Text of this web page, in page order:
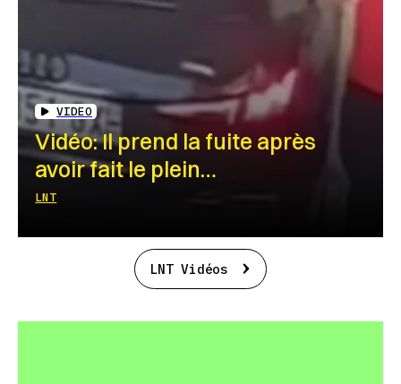
VIDEO
Vidéo: Il prend la fuite après
avoir fait le plein…
LNT
LNT Vidéos